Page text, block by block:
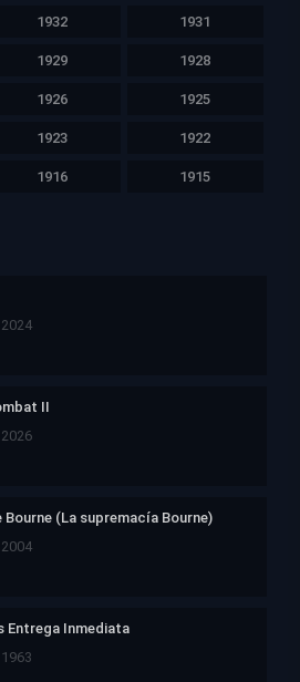
1932 1931
1929 1928
1926 1925
1923 1922
1916 1915
2024
II
2026
Bourne (La supremacía Bourne)
2004
Entrega Inmediata
1963